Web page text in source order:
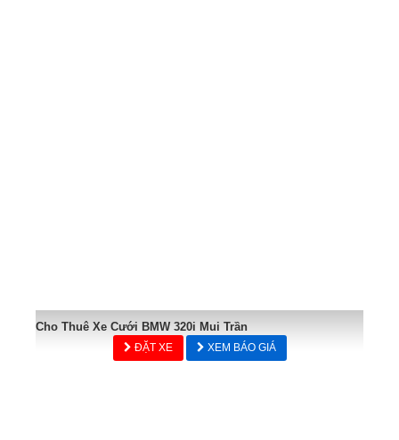
Cho Thuê Xe Cưới BMW 320i Mui Trần
ĐẶT XE XEM BÁO GIÁ